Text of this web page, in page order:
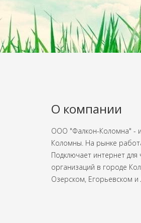
О компании
ООО "Фалкон-Коломна" -
Коломны. На рынке
Подключает интернет для
организаций в городе
Озерском, Егорьевском